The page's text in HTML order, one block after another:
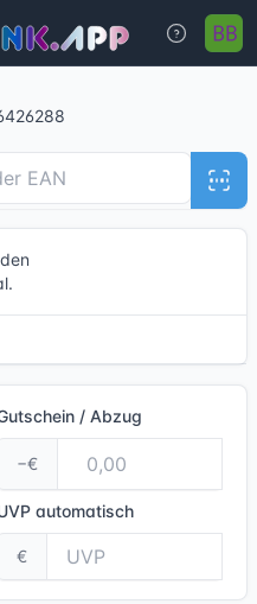
/ Abzug
−€
automatisch
€